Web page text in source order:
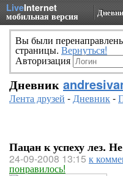
LiveInternet
мобильная версия
Вы были
страницы. Вернуться!
Авторизация
Дневник
Лента друзей -Дневник-
Пацан к успеху лез.
24-09-2008 13:15 к
понравилось!